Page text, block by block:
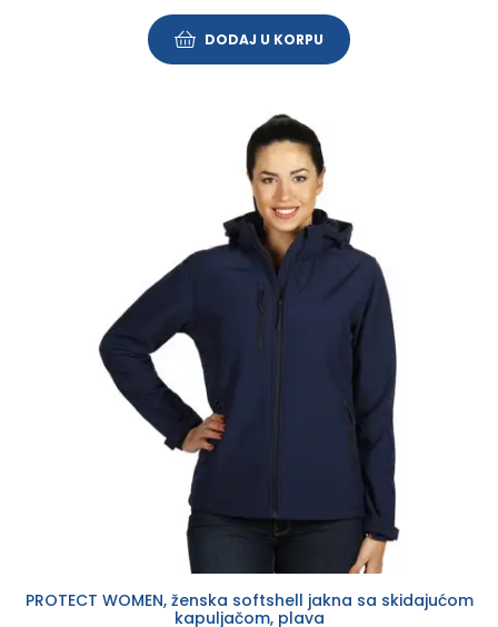
DODAJ U KORPU
PROTECT WOMEN, ženska softshell jakna sa skidajućom
kapuljačom, plava